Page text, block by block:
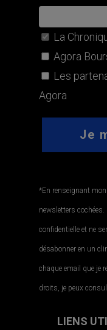
La
Agora
Les
Agora
*En renseignant mon
newsletters
confidentielle et ne
désabonner en un
chaque email que je
droits, je peux
LIENS